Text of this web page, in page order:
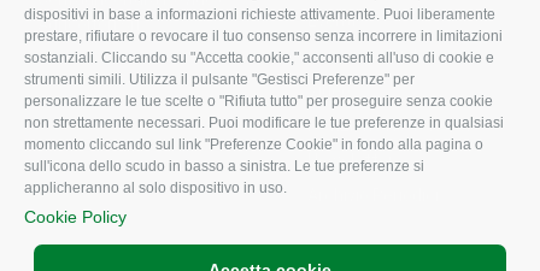
dispositivi in base a informazioni richieste attivamente. Puoi liberamente
prestare, rifiutare o revocare il tuo consenso senza incorrere in limitazioni
sostanziali. Cliccando su "Accetta cookie," acconsenti all'uso di cookie e
strumenti simili. Utilizza il pulsante "Gestisci Preferenze" per
personalizzare le tue scelte o "Rifiuta tutto" per proseguire senza cookie
non strettamente necessari. Puoi modificare le tue preferenze in qualsiasi
momento cliccando sul link "Preferenze Cookie" in fondo alla pagina o
sull'icona dello scudo in basso a sinistra. Le tue preferenze si
applicheranno al solo dispositivo in uso.
Cookie Policy
Agricoltori srl
Eventi
Comunicati Stampa
Video
Iscrizione Newsletter
Newsletter